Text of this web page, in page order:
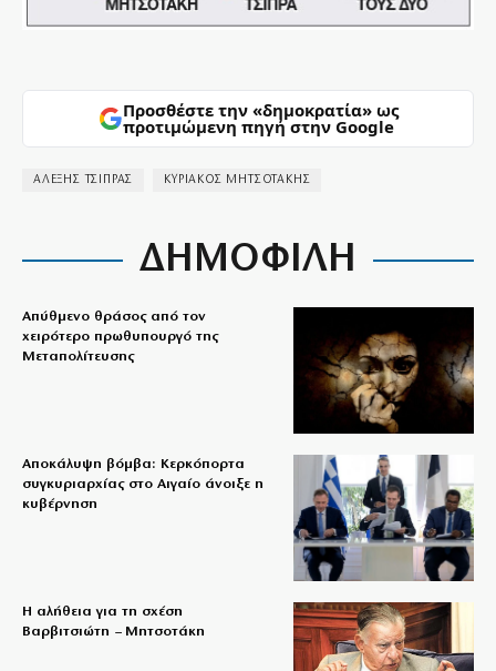
Προσθέστε την «δημοκρατία» ως
προτιμώμενη πηγή στην Google
ΑΛΕΞΗΣ ΤΣΙΠΡΑΣ ΚΥΡΙΑΚΟΣ ΜΗΤΣΟΤΑΚΗΣ
ΔΗΜΟΦΙΛΗ
Απύθμενο θράσος από τον
χειρότερο πρωθυπουργό της
Μεταπολίτευσης
Αποκάλυψη βόμβα: Κερκόπορτα
συγκυριαρχίας στο Αιγαίο άνοιξε η
κυβέρνηση
Η αλήθεια για τη σχέση
Βαρβιτσιώτη – Μητσοτάκη